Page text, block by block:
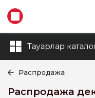
Тауарлар
Распродажа
Распродажа